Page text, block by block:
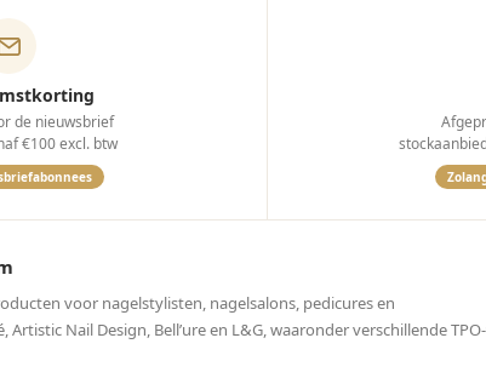
de nieuwsbrief
€100 excl. btw
voor nagelstylisten, nagelsalons, pedicures en
Nail Design, Bell’ure en L&G, waaronder verschillende